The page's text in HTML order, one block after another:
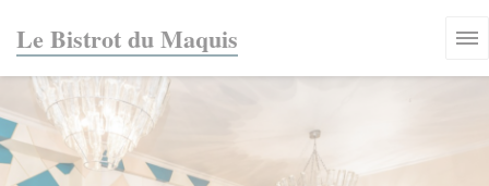
Le Bistrot du Maquis